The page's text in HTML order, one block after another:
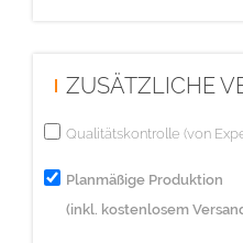
ZUSÄTZLICHE
Qualitätskontrolle (von
Planmäßige Produktion
(inkl. kostenlosem